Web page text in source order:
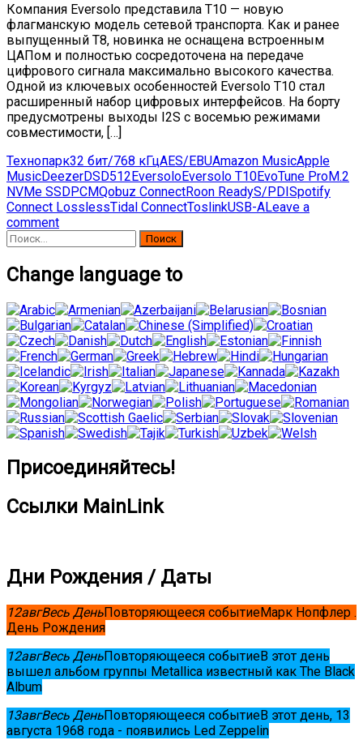
Компания Eversolo представила T10 — новую
флагманскую модель сетевой транспорта. Как и ранее
выпущенный T8, новинка не оснащена встроенным
ЦАПом и полностью сосредоточена на передаче
цифрового сигнала максимально высокого качества.
Одной из ключевых особенностей Eversolo T10 стал
расширенный набор цифровых интерфейсов. На борту
предусмотрены выходы I2S с восемью режимами
совместимости, […]
Технопарк32 бит/768 кГцAES/EBUAmazon MusicApple
MusicDeezerDSD512EversoloEversolo T10EvoTune ProM.2
NVMe SSDPCMQobuz ConnectRoon ReadyS/PDISpotify
Connect LosslessTidal ConnectToslinkUSB-ALeave a
comment
Найти:
Change language to
Присоединяйтесь!
Ссылки MainLink
Дни Рождения / Даты
12авгВесь ДеньПовторяющееся событиеМарк Нопфлер .
День Рождения
12авгВесь ДеньПовторяющееся событиеВ этот день
вышел альбом группы Metallica известный как The Black
Album
13авгВесь ДеньПовторяющееся событиеВ этот день, 13
августа 1968 года - появились Led Zeppelin